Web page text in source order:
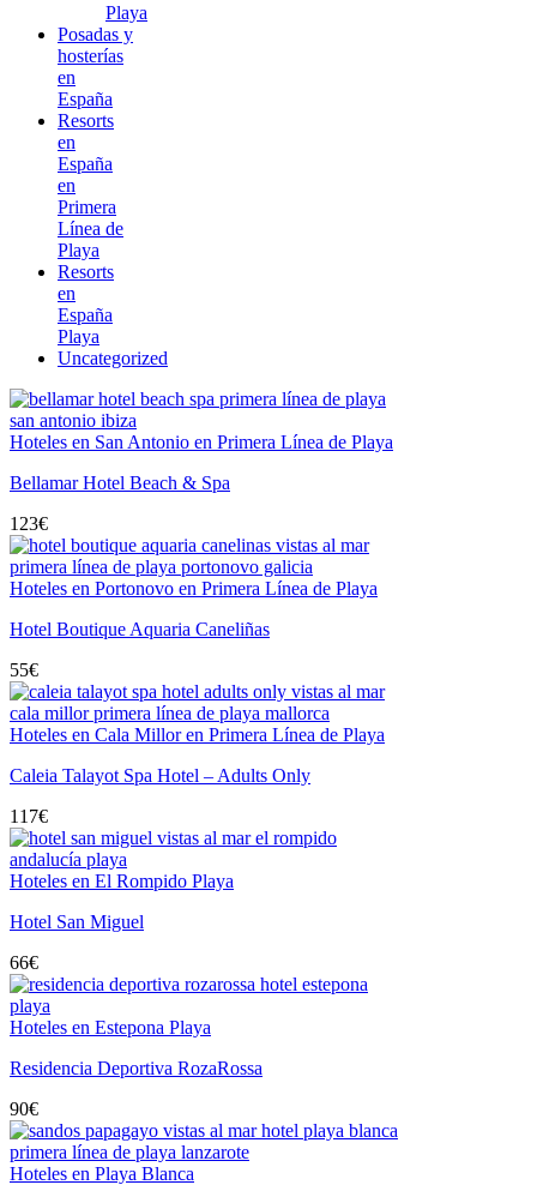
Playa
Posadas y
hosterías
en
España
Resorts
en
España
en
Primera
Línea de
Playa
Resorts
en
España
Playa
Uncategorized
Hoteles en San Antonio en Primera Línea de Playa
Bellamar Hotel Beach & Spa
123€
Hoteles en Portonovo en Primera Línea de Playa
Hotel Boutique Aquaria Caneliñas
55€
Hoteles en Cala Millor en Primera Línea de Playa
Caleia Talayot Spa Hotel – Adults Only
117€
Hoteles en El Rompido Playa
Hotel San Miguel
66€
Hoteles en Estepona Playa
Residencia Deportiva RozaRossa
90€
Hoteles en Playa Blanca